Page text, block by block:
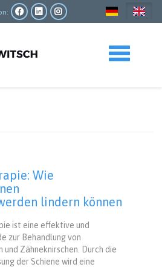
Toggle navigation
Wie
lindern können
ist eine effektive und
zur Behandlung von
und Zähneknirschen. Durch die
der Schiene wird eine